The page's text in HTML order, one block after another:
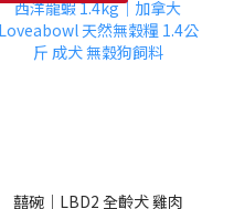
囍碗｜LBD2 全齡犬 雞肉